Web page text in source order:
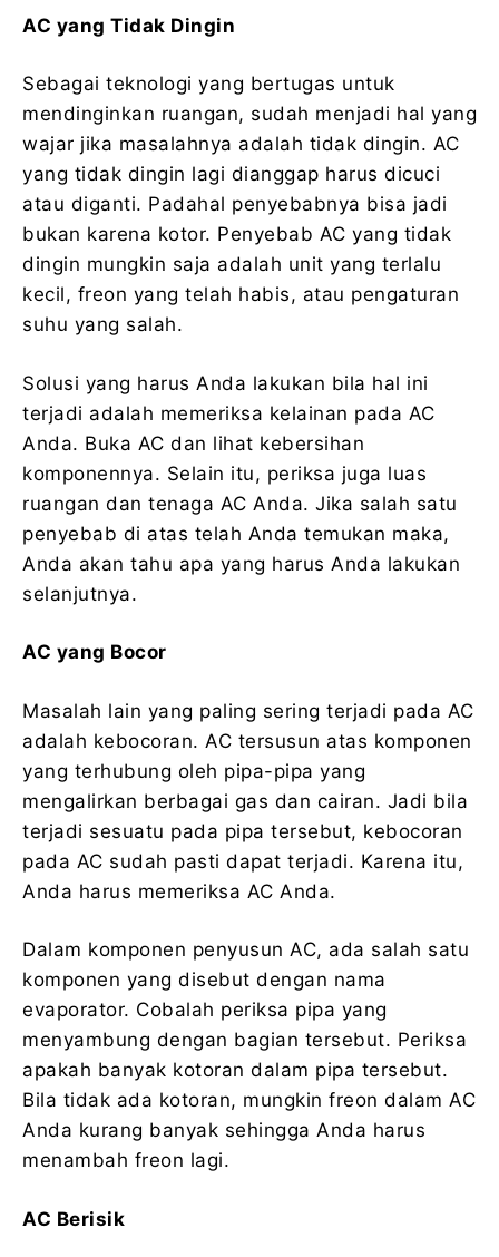
AC yang Tidak Dingin
Sebagai teknologi yang bertugas untuk
mendinginkan ruangan, sudah menjadi hal yang
wajar jika masalahnya adalah tidak dingin. AC
yang tidak dingin lagi dianggap harus dicuci
atau diganti. Padahal penyebabnya bisa jadi
bukan karena kotor. Penyebab AC yang tidak
dingin mungkin saja adalah unit yang terlalu
kecil, freon yang telah habis, atau pengaturan
suhu yang salah.
Solusi yang harus Anda lakukan bila hal ini
terjadi adalah memeriksa kelainan pada AC
Anda. Buka AC dan lihat kebersihan
komponennya. Selain itu, periksa juga luas
ruangan dan tenaga AC Anda. Jika salah satu
penyebab di atas telah Anda temukan maka,
Anda akan tahu apa yang harus Anda lakukan
selanjutnya.
AC yang Bocor
Masalah lain yang paling sering terjadi pada AC
adalah kebocoran. AC tersusun atas komponen
yang terhubung oleh pipa-pipa yang
mengalirkan berbagai gas dan cairan. Jadi bila
terjadi sesuatu pada pipa tersebut, kebocoran
pada AC sudah pasti dapat terjadi. Karena itu,
Anda harus memeriksa AC Anda.
Dalam komponen penyusun AC, ada salah satu
komponen yang disebut dengan nama
evaporator. Cobalah periksa pipa yang
menyambung dengan bagian tersebut. Periksa
apakah banyak kotoran dalam pipa tersebut.
Bila tidak ada kotoran, mungkin freon dalam AC
Anda kurang banyak sehingga Anda harus
menambah freon lagi.
AC Berisik